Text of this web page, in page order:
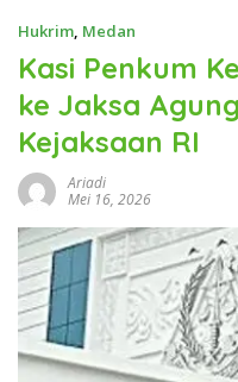
Hukrim, Medan
Kasi Penkum
ke Jaksa
Kejaksaan RI
Ariadi
Mei 16, 2026